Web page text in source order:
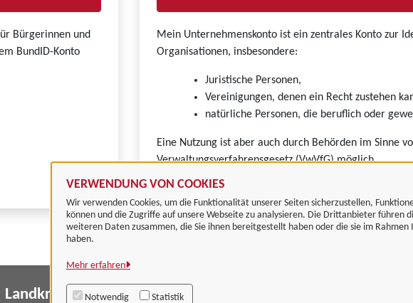
VERWENDUNG VON COOKIES
Wir verwenden Cookies, um die Funktionalität unserer Seiten sicherzustellen,
können und die Zugriffe auf unsere Webseite zu analysieren. Die Drittanbieter führen
weiteren Daten zusammen, die Sie ihnen bereitgestellt haben oder die sie im
haben.
Mehr erfahren
Notwendig Statistik
Bürgerinnen und
BundID-Konto
Mein Unternehmenskonto ist ein zentrales Konto zur
Organisationen, insbesondere:
Juristische Personen,
Vereinigungen, denen ein Recht zustehen
natürliche Personen, die beruflich oder
Eine Nutzung ist aber auch durch Behörden im Sinne
Verwaltungsverfahrensgesetz (VwVfG) möglich.
Landkreis Göttingen